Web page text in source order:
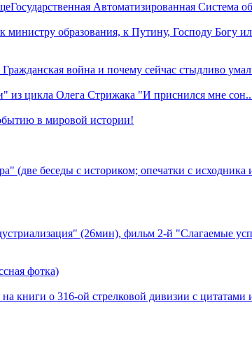
Автоматизированная Система
образования, к Путину, Господу Богу
война и почему сейчас стыдливо
из цикла Олега Стрижака "И приснился мне
в мировой истории!
(две беседы с историком; опечатки с
(26мин), фильм 2-й "Слагаемые
фотка)
книги о 316-ой стрелковой дивизии с цитатами